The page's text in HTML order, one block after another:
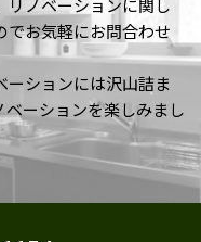
リノベーションに関し
でお気軽にお問合わせ
ーションには沢山詰ま
ベーションを楽しみまし